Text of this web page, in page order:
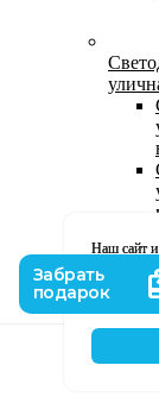
Наш сайт
числе,